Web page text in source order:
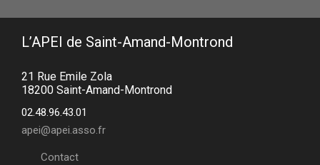
L’APEI de Saint-Amand-Montrond
21 Rue Emile Zola
18200 Saint-Amand-Montrond
02.48.96.43.01
apei@apei.asso.fr
Contact